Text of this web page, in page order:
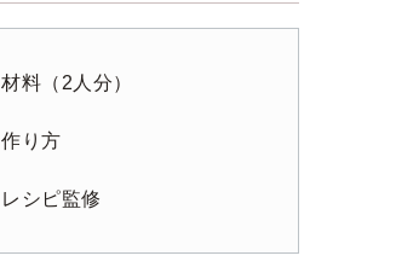
材料（2人分）
作り方
レシピ監修